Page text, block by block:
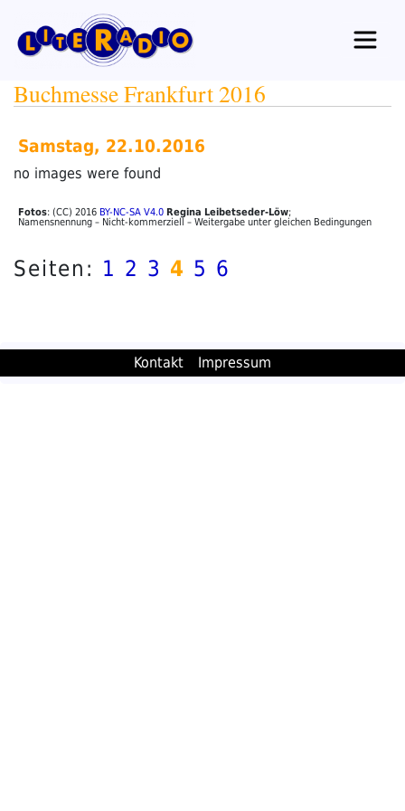
Inhalt
springen
Buchmesse Frankfurt 2016
Samstag, 22.10.2016
no images were found
Fotos: (CC) 2016 BY-NC-SA V4.0 Regina Leibetseder-Löw;
Namensnennung – Nicht-kommerziell – Weitergabe unter gleichen Bedingungen
Seiten: 1 2 3 4 5 6
Kontakt Impressum